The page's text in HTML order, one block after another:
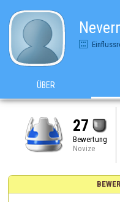
ÜBER
27
Bewertung
Novize